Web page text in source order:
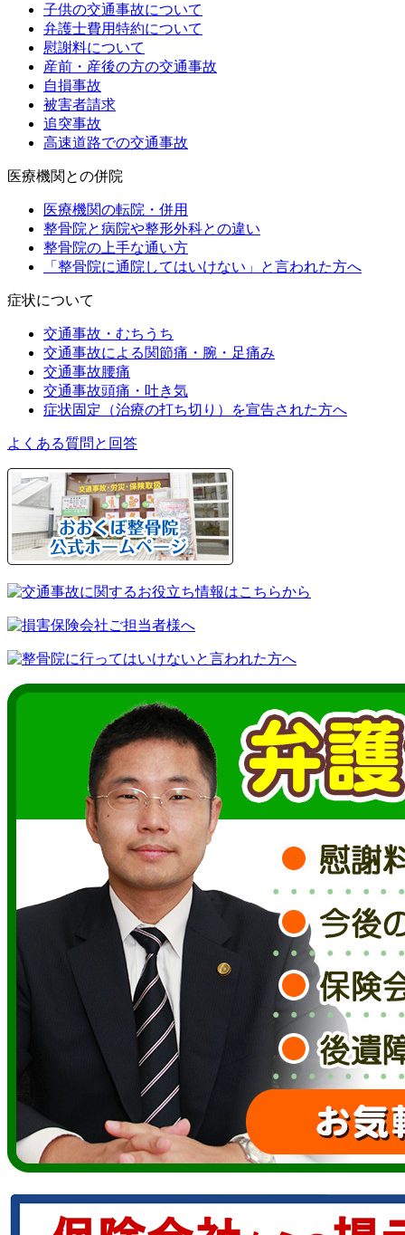
子供の交通事故について
弁護士費用特約について
慰謝料について
産前・産後の方の交通事故
自損事故
被害者請求
追突事故
高速道路での交通事故
医療機関との併院
医療機関の転院・併用
整骨院と病院や整形外科との違い
整骨院の上手な通い方
「整骨院に通院してはいけない」と言われた方へ
症状について
交通事故・むちうち
交通事故による関節痛・腕・足痛み
交通事故腰痛
交通事故頭痛・吐き気
症状固定（治療の打ち切り）を宣告された方へ
よくある質問と回答